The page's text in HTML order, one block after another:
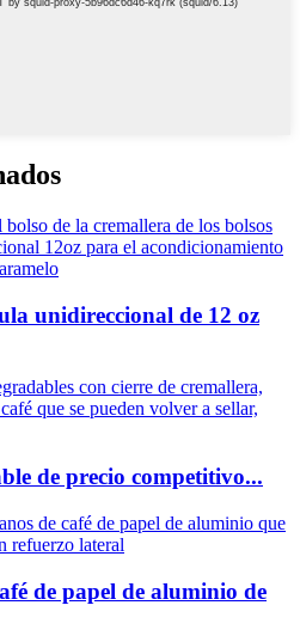
unidireccional de 12 oz
de precio competitivo...
de papel de aluminio de